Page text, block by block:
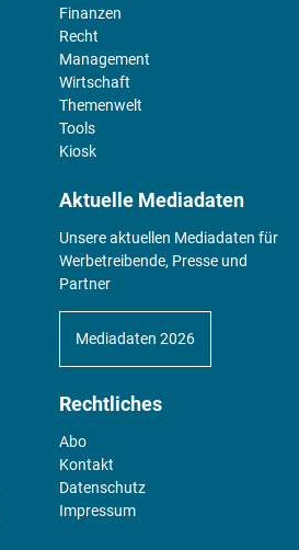
Finanzen
Recht
Management
Wirtschaft
Themenwelt
Tools
Kiosk
Aktuelle Mediadaten
Unsere aktuellen Mediadaten für
Werbetreibende, Presse und
Partner
Mediadaten 2026
Rechtliches
Abo
Kontakt
Datenschutz
Impressum